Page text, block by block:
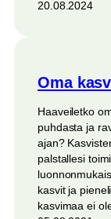
20.08.2024
Oma
Haaveiletko
puhdasta ja
ajan?
palstallesi
kasvit ja
kasvimaa ei